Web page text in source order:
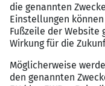
Urlaubs- und
und